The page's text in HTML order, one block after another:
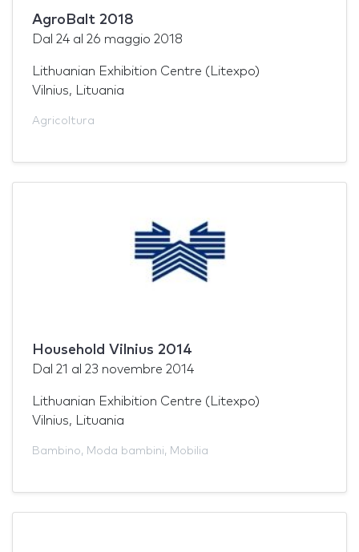
AgroBalt 2018
Dal 24 al 26 maggio 2018
Lithuanian Exhibition Centre (Litexpo)
Vilnius, Lituania
Agricoltura
Household Vilnius 2014
Dal 21 al 23 novembre 2014
Lithuanian Exhibition Centre (Litexpo)
Vilnius, Lituania
Bambino, Moda bambini, Mobilia